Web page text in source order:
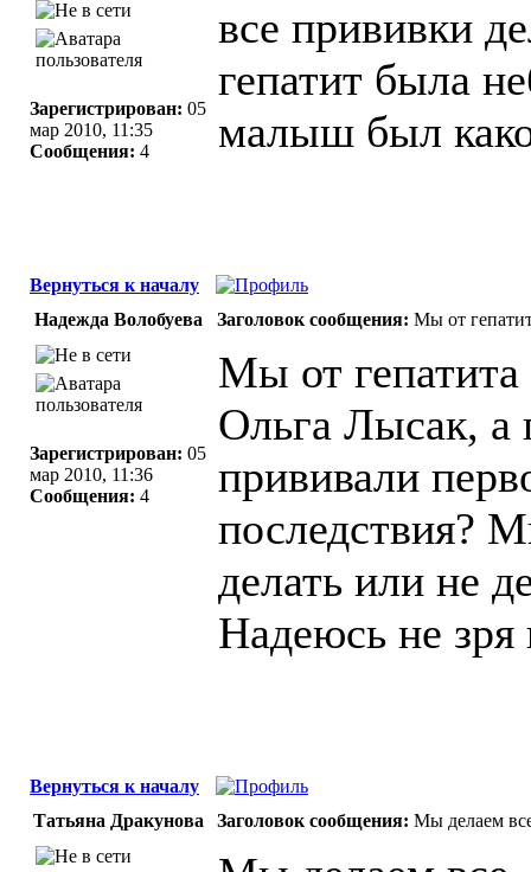
Зарегистрирован: 05
мар 2010, 11:35
Сообщения: 4
все прививки
гепатит была
малыш был
Вернуться к началу
Надежда Волобуева
Заголовок сообщения: Мы от
Зарегистрирован: 05
мар 2010, 11:36
Сообщения: 4
Мы от гепатита
Ольга Лысак, а
прививали
последствия?
делать или не
Надеюсь не зря
Вернуться к началу
Татьяна Дракунова
Заголовок сообщения: Мы делаем